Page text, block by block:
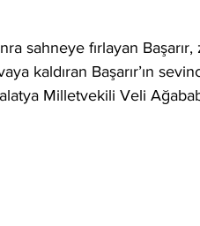
sahneye fırlayan
kaldıran Başarır’ın
Milletvekili Veli